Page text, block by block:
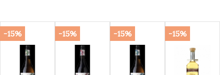
-15% -15% -15% -15%